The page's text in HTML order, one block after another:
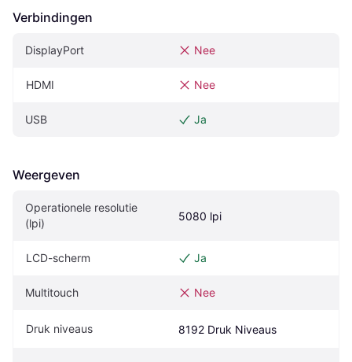
Verbindingen
DisplayPort Nee
HDMI Nee
USB Ja
Weergeven
Operationele resolutie
(lpi)
5080 lpi
LCD-scherm Ja
Multitouch Nee
Druk niveaus 8192 Druk Niveaus